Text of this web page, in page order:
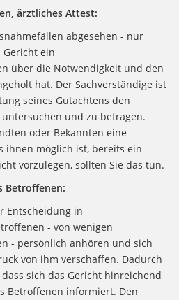
ärztliches Attest:
abgesehen - nur
Gericht ein
über die Notwendigkeit und den
hat. Der Sachverständige ist
seines Gutachtens den
und zu befragen.
oder Bekannten eine
ihnen möglich ist, bereits ein
vorzulegen, sollten Sie das tun.
Betroffenen:
Entscheidung in
- von wenigen
- persönlich anhören und sich
von ihm verschaffen. Dadurch
sich das Gericht hinreichend
Betroffenen informiert. Den